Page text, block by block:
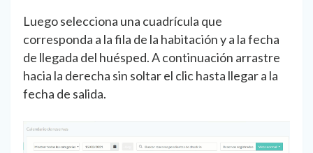
Luego selecciona una cuadrícula que
corresponda a la fila de la habitación y a la fecha
de llegada del huésped. A continuación arrastre
hacia la derecha sin soltar el clic hasta llegar a la
fecha de salida.